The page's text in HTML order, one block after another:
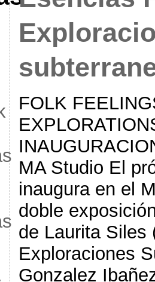
FOLK
MA Studio El
inaugura en el
doble
de Laurita Siles
Exploraciones
Gonzalez